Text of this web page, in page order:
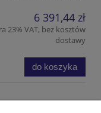
6 391,44 zł
23% VAT, bez kosztów
dostawy
do koszyka